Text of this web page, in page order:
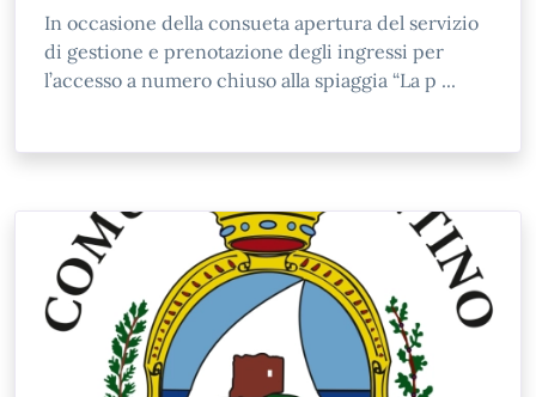
In occasione della consueta apertura del servizio
di gestione e prenotazione degli ingressi per
l’accesso a numero chiuso alla spiaggia “La p ...